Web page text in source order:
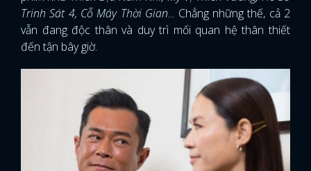
Trinh Sát 4, Cỗ Máy Thời Gian... Chẳng những thế, cả 2
vẫn đang độc thân và duy trì mối quan hệ thân thiết
đến tận bây giờ.